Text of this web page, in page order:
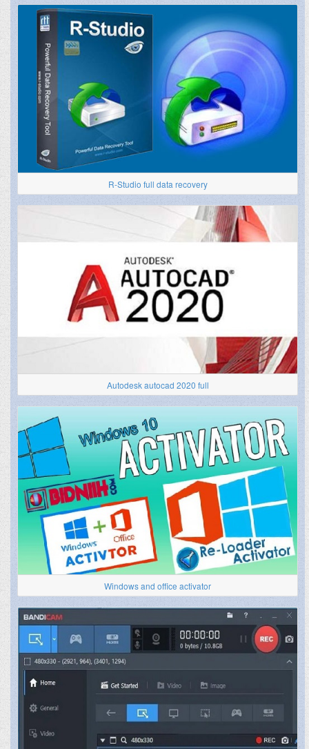
R-Studio full data recovery
Autodesk autocad 2020 full
Windows and office activator